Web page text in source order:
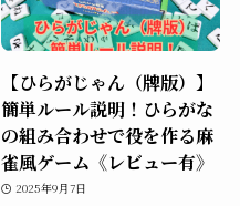
【ひらがじゃん（牌版）】
簡単ルール説明！ひらがな
の組み合わせで役を作る麻
雀風ゲーム《レビュー有》
2025年9月7日